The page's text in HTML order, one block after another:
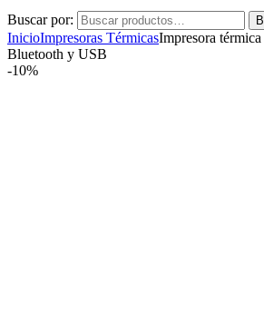
Buscar por:
InicioImpresoras TérmicasImpresora
Bluetooth y USB
-10%